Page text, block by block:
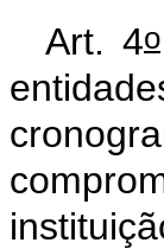
Art. 4o